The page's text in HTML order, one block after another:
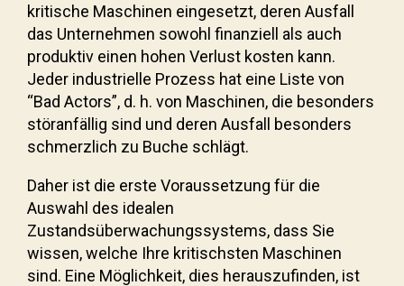
kritische Maschinen eingesetzt, deren Ausfall
das Unternehmen sowohl finanziell als auch
produktiv einen hohen Verlust kosten kann.
Jeder industrielle Prozess hat eine Liste von
“Bad Actors”, d. h. von Maschinen, die besonders
störanfällig sind und deren Ausfall besonders
schmerzlich zu Buche schlägt.
Daher ist die erste Voraussetzung für die
Auswahl des idealen
Zustandsüberwachungssystems, dass Sie
wissen, welche Ihre kritischsten Maschinen
sind. Eine Möglichkeit, dies herauszufinden, ist